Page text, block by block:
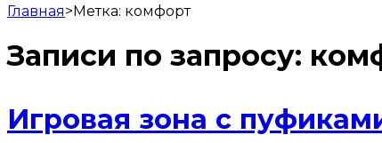
Главная>Метка: комфорт
Записи по запросу:
Игровая зона с